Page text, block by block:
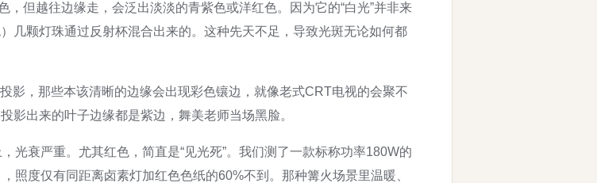
但越往边缘走，会泛出淡淡的青紫色或洋红色。因为它的“白光”并非来
几颗灯珠通过反射杯混合出来的。这种先天不足，导致光斑无论如何都
影，那些本该清晰的边缘会出现彩色镶边，就像老式CRT电视的会聚不
影出来的叶子边缘都是紫边，舞美老师当场黑脸。
光衰严重。尤其红色，简直是“见光死”。我们测了一款标称功率180W的
照度仅有同距离卤素灯加红色色纸的60%不到。那种篝火场景里温暖、